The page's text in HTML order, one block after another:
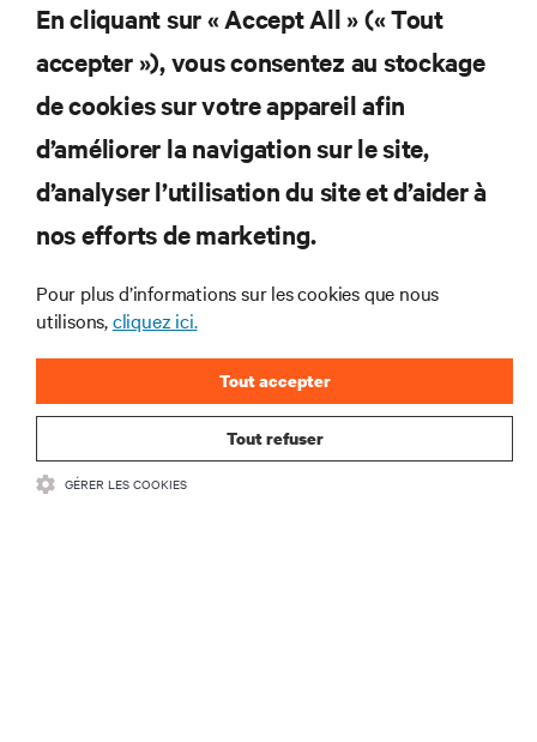
Abonnez-vous pour connaître les dernières
tendances technologiques
Recevez régulièrement l’actualité sur les sujets les
plus importants du secteur, ainsi que les dernières
interventions et avis de nos experts sur la gestion,
l’alimentation et le refroidissement des data centers
et des infrastructures informatiques critiques.
S’INSCRIRE MAINTENANT
En cliquant sur « Accept All » (« Tout
accepter »), vous consentez au stockage
de cookies sur votre appareil afin
d’améliorer la navigation sur le site,
d’analyser l’utilisation du site et d’aider à
nos efforts de marketing.
Pour plus d’informations sur les cookies que nous
utilisons,cliquez ici.
Tout refuser
Tout accepter
GÉRER LES COOKIES